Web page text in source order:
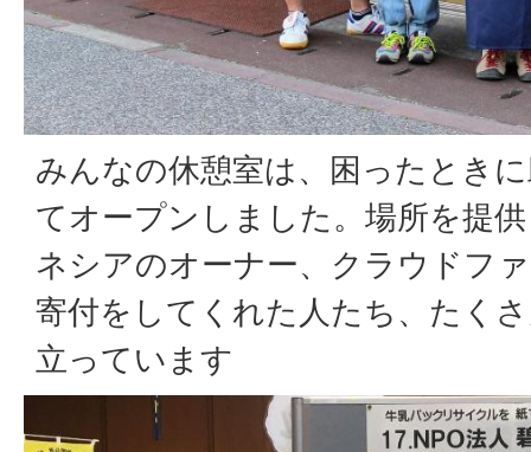
みんなの休憩室は、困ったとき
てオープンしました。場所を提
ネシアのオーナー、クラウドフ
寄付をしてくれた人たち、たく
立っています